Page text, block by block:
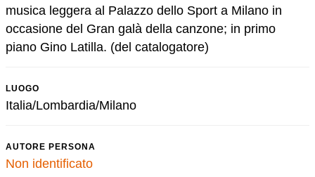
musica leggera al Palazzo dello Sport a Milano in
occasione del Gran galà della canzone; in primo
piano Gino Latilla. (del catalogatore)
LUOGO
Italia/Lombardia/Milano
AUTORE PERSONA
Non identificato